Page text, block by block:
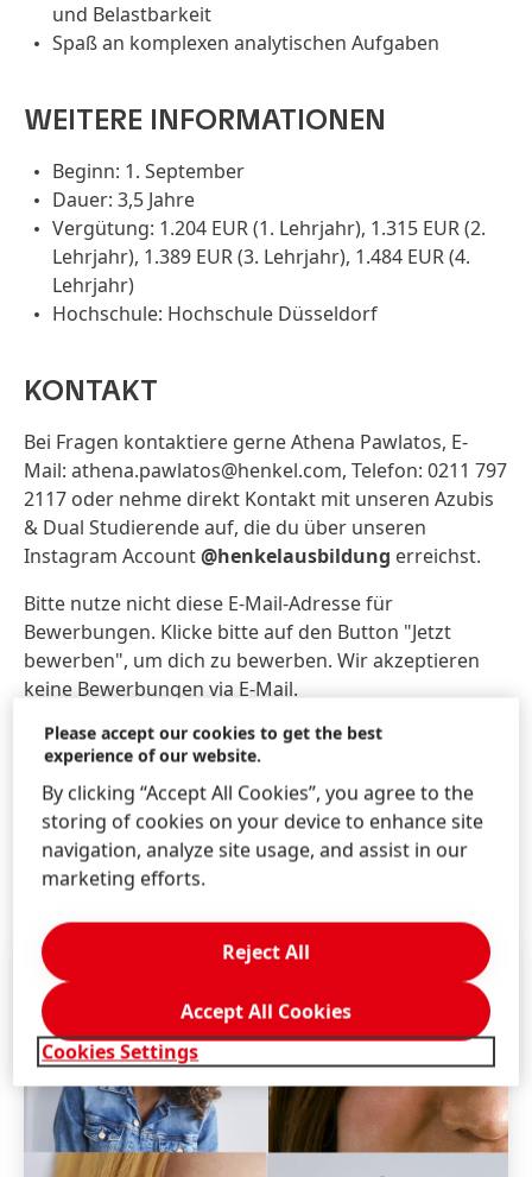
und Belastbarkeit
Spaß an komplexen analytischen Aufgaben
WEITERE INFORMATIONEN
Beginn: 1. September
Dauer: 3,5 Jahre
Vergütung: 1.204 EUR (1. Lehrjahr), 1.315 EUR (2.
Lehrjahr), 1.389 EUR (3. Lehrjahr), 1.484 EUR (4.
Lehrjahr)
Hochschule: Hochschule Düsseldorf
KONTAKT
Bei Fragen kontaktiere gerne Athena Pawlatos, E-
Mail: athena.pawlatos@henkel.com, Telefon: 0211 797
2117 oder nehme direkt Kontakt mit unseren Azubis
& Dual Studierende auf, die du über unseren
Instagram Account@henkelausbildung erreichst.
Bitte nutze nicht diese E-Mail-Adresse für
Bewerbungen. Klicke bitte auf den Button "Jetzt
bewerben", um dich zu bewerben. Wir akzeptieren
keine Bewerbungen via E-Mail.
INTERESSE?
Wir haben dein Interesse geweckt? Dann bewirb dich
online auf unsere Ausbildungsstellen. Bitte beachte,
dass wir einen aktuellen Lebenslauf und die letzten
zwei Schulzeugnisse benötigen. Wir freuen uns auf
Please accept our cookies to get the best
experience of our website.
By clicking “Accept All Cookies”, you agree to the
storing of cookies on your device to enhance site
navigation, analyze site usage, and assist in our
marketing efforts.
Cookies Settings
Reject All
Accept All Cookies